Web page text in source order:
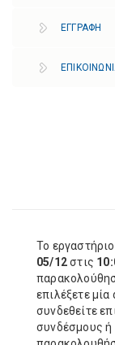
ΕΓΓΡΑΦΗ
Το
05/12στις
επιλέξετε
συνδεθείτε
συνδέσμους ή